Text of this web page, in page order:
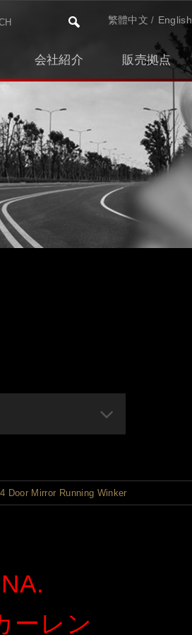
繁體中文 English
会社紹介 販売拠点
Door Mirror Running Winker
ーレン